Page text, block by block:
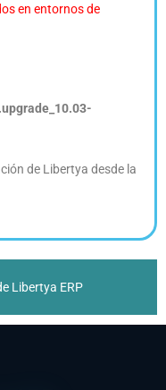
en entornos de
de Libertya desde la
Libertya ERP